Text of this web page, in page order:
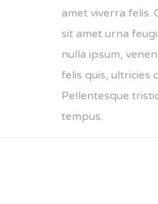
amet viverra felis.
sit amet urna
nulla ipsum,
felis quis, ultricies
Pellentesque
tempus.